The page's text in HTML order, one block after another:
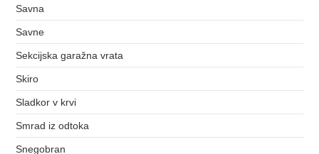
Savna
Savne
Sekcijska garažna vrata
Skiro
Sladkor v krvi
Smrad iz odtoka
Snegobran